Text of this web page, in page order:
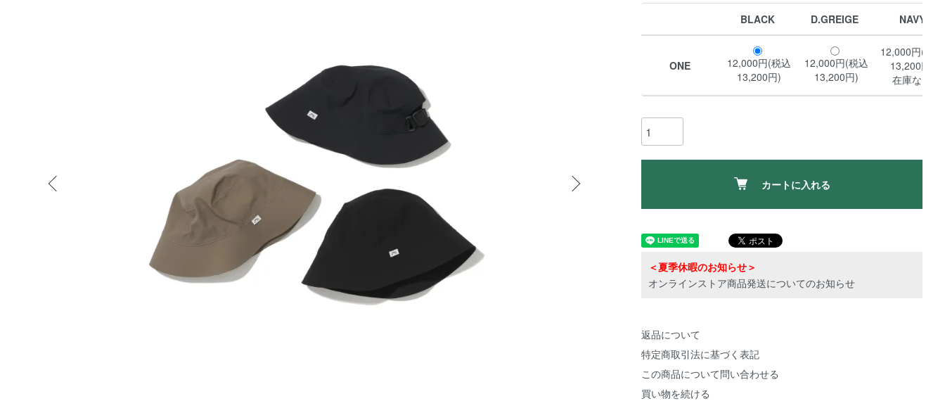
BLACK D.GREIGE NAVY
ONE
12,000円(税込
13,200円)
12,000円(税込
13,200円)
12,000円(税込
13,200円)
在庫なし
カートに入れる
＜夏季休暇のお知らせ＞
オンラインストア商品発送についてのお知らせ
返品について
特定商取引法に基づく表記
この商品について問い合わせる
買い物を続ける